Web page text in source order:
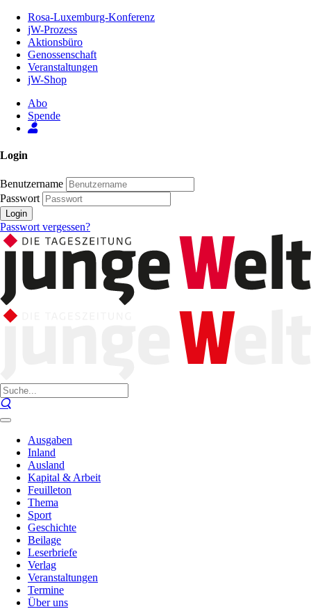
Inhalt
Seite
Rosa-Luxemburg-Konferenz
jW-Prozess
Aktionsbüro
Genossenschaft
Veranstaltungen
jW-Shop
Abo
Spende
Login
Benutzername
Passwort
Login
Passwort vergessen?
Ausgaben
Inland
Ausland
Kapital & Arbeit
Feuilleton
Thema
Sport
Geschichte
Beilage
Leserbriefe
Verlag
Veranstaltungen
Termine
Über uns